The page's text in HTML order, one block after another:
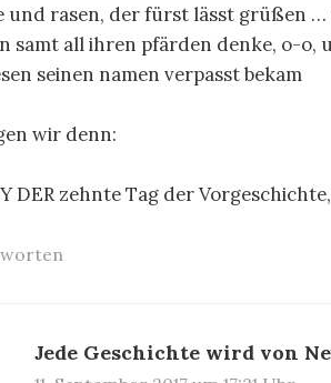
und rasen, der fürst lässt grüßen
samt all ihren pfärden denke, o-o,
seinen namen verpasst bekam
wir denn:
DER zehnte Tag der
Jede Geschichte wird von